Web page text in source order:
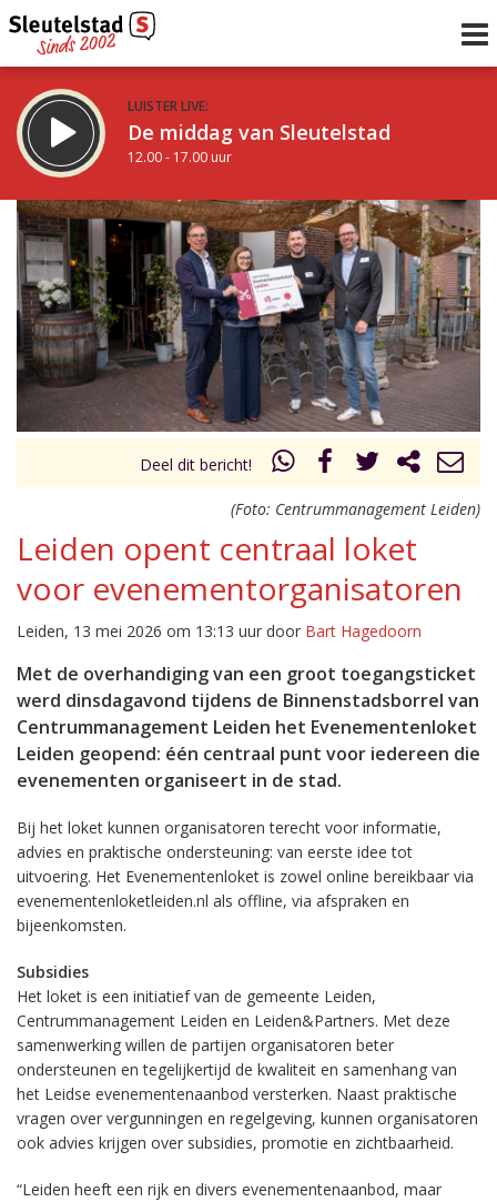
LUISTER LIVE:
De middag van Sleutelstad
12.00 - 17.00 uur
STRAKS:
Sleutelstad 30
17.00 - 19.00 uur
Vorig uur
uur 1 van 0 Volgend uur
Inklappen
Deel dit bericht!
(Foto: Centrummanagement Leiden)
Leiden opent centraal loket
voor evenementorganisatoren
Leiden, 13 mei 2026 om 13:13 uur door Bart Hagedoorn
Met de overhandiging van een groot toegangsticket
werd dinsdagavond tijdens de Binnenstadsborrel van
Centrummanagement Leiden het Evenementenloket
Leiden geopend: één centraal punt voor iedereen die
evenementen organiseert in de stad.
Bij het loket kunnen organisatoren terecht voor informatie,
advies en praktische ondersteuning: van eerste idee tot
uitvoering. Het Evenementenloket is zowel online bereikbaar via
evenementenloketleiden.nl als offline, via afspraken en
bijeenkomsten.
Subsidies
Het loket is een initiatief van de gemeente Leiden,
Centrummanagement Leiden en Leiden&Partners. Met deze
samenwerking willen de partijen organisatoren beter
ondersteunen en tegelijkertijd de kwaliteit en samenhang van
het Leidse evenementenaanbod versterken. Naast praktische
vragen over vergunningen en regelgeving, kunnen organisatoren
ook advies krijgen over subsidies, promotie en zichtbaarheid.
“Leiden heeft een rijk en divers evenementenaanbod, maar